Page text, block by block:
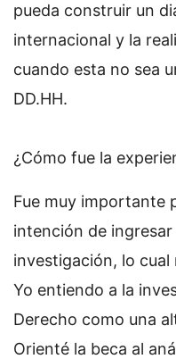
pueda construir un
internacional y la
cuando esta no sea
DD.HH.
¿Cómo fue la
Fue muy importante
intención de
investigación, lo cual
Yo entiendo a la
Derecho como una
Orienté la beca al